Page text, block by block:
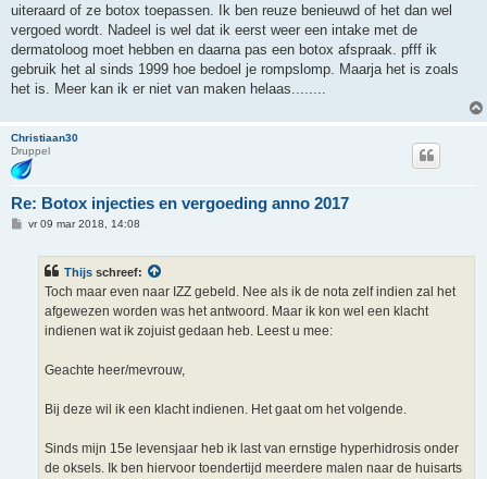
uiteraard of ze botox toepassen. Ik ben reuze benieuwd of het dan wel
vergoed wordt. Nadeel is wel dat ik eerst weer een intake met de
dermatoloog moet hebben en daarna pas een botox afspraak. pfff ik
gebruik het al sinds 1999 hoe bedoel je rompslomp. Maarja het is zoals
het is. Meer kan ik er niet van maken helaas........
Christiaan30
Druppel
Re: Botox injecties en vergoeding anno 2017
Bvr 09 mar 2018, 14:08
Thijs schreef:
Toch maar even naar IZZ gebeld. Nee als ik de nota zelf indien zal het
afgewezen worden was het antwoord. Maar ik kon wel een klacht
indienen wat ik zojuist gedaan heb. Leest u mee:
Geachte heer/mevrouw,
Bij deze wil ik een klacht indienen. Het gaat om het volgende.
Sinds mijn 15e levensjaar heb ik last van ernstige hyperhidrosis onder
de oksels. Ik ben hiervoor toendertijd meerdere malen naar de huisarts